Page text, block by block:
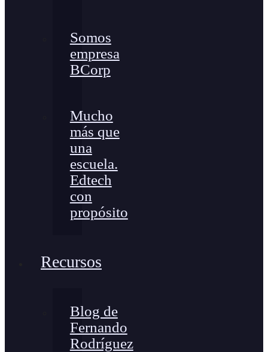
Somos
empresa
BCorp
Mucho
más que
una
escuela.
Edtech
con
propósito
Recursos
Blog de
Fernando
Rodríguez